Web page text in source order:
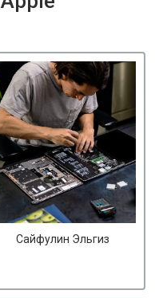
Сайфулин Эльгиз